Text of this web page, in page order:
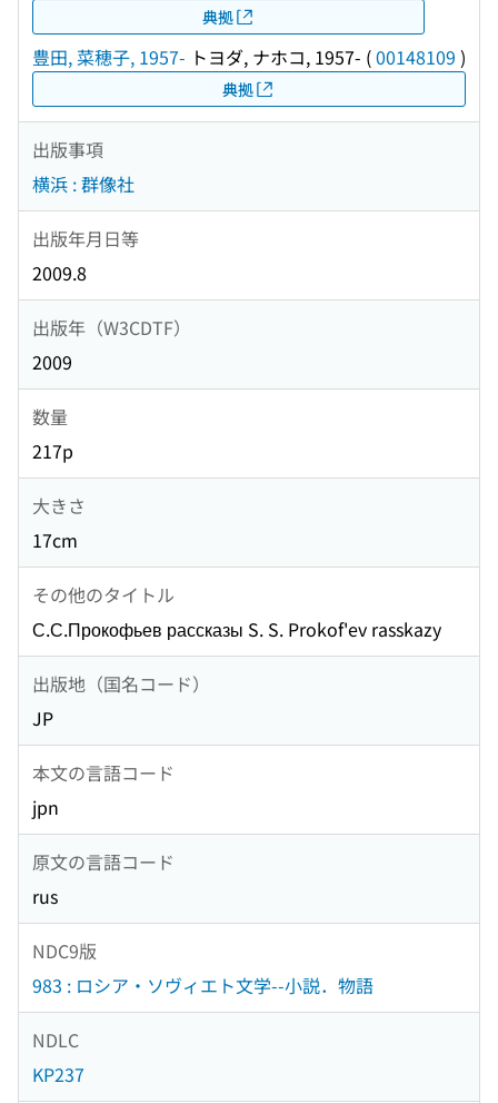
典拠
豊田, 菜穂子, 1957- トヨダ, ナホコ, 1957- (00148109 )
典拠
出版事項
横浜 : 群像社
出版年月日等
2009.8
出版年（W3CDTF）
2009
数量
217p
大きさ
17cm
その他のタイトル
С.С.Прокофьев рассказы S. S. Prokof'ev rasskazy
出版地（国名コード）
JP
本文の言語コード
jpn
原文の言語コード
rus
NDC9版
983 : ロシア・ソヴィエト文学--小説．物語
NDLC
KP237